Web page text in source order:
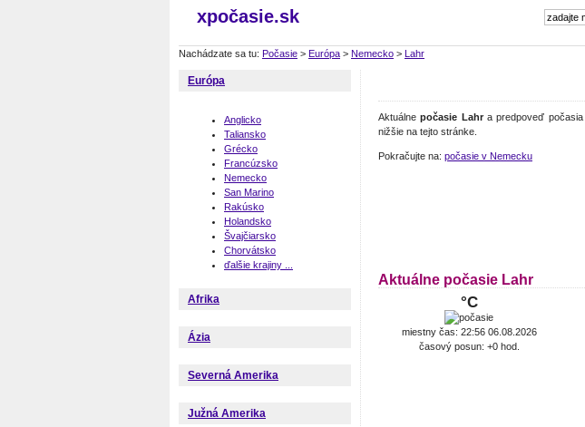
xpočasie.sk
Nachádzate sa tu: Počasie > Európa > Nemecko > Lahr
Európa
Anglicko
Taliansko
Grécko
Francúzsko
Nemecko
San Marino
Rakúsko
Holandsko
Švajčiarsko
Chorvátsko
ďalšie krajiny ...
Afrika
Ázia
Severná Amerika
Južná Amerika
Aktuálnepočasie Lahra predpoveď počasia
nižšie na tejto stránke.
Pokračujte na: počasie v Nemecku
Aktuálne počasie Lahr
°C
miestny čas: 22:56 06.08.2026
časový posun: +0 hod.